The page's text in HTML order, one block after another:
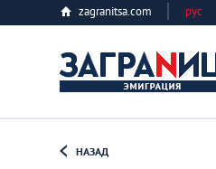
zagranitsa.com рус
НАЗАД